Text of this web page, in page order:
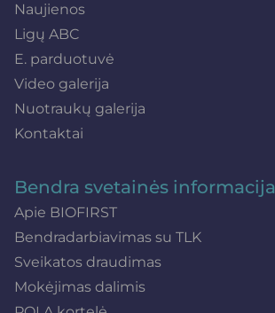
Naujienos
Ligų ABC
E. parduotuvė
Video galerija
Nuotraukų galerija
Kontaktai
Bendra svetainės informacija
Apie BIOFIRST
Bendradarbiavimas su TLK
Sveikatos draudimas
Mokėjimas dalimis